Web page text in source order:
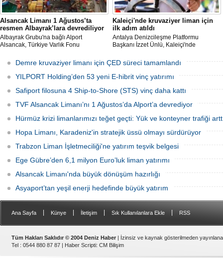
Alsancak Limanı 1 Ağustos’ta
resmen Albayrak’lara devrediliyor
Albayrak Grubu'na bağlı Alport
Alsancak, Türkiye Varlık Fonu
yük limanı işletmesini 1 Ağustos 2026
itibarıyla devralacağını liman
kullanıcılarına gönderdiği resmi yazıyla
Kaleiçi'nde kruvaziyer liman için
ilk adım atıldı
Antalya Denizcileşme Platformu
Başkanı İzzet Ünlü, Kaleiçi'nde
Ulaştırma ve Altyapı Bakanlığı 6'ncı
Bölge Müdürlüğü tarafından teknik
çalışma başlatıldığını açıkladı.
Demre kruvaziyer limanı için ÇED süreci tamamlandı
YILPORT Holding’den 53 yeni E-hibrit vinç yatırımı
Safiport filosuna 4 Ship-to-Shore (STS) vinç daha kattı
TVF Alsancak Limanı’nı 1 Ağustos’da Alport’a devrediyor
Hürmüz krizi limanlarımızı teğet geçti: Yük ve konteyner trafiği
Hopa Limanı, Karadeniz'in stratejik üssü olmayı sürdürüyor
Trabzon Liman İşletmeciliği'ne yatırım teşvik belgesi
Ege Gübre’den 6,1 milyon Euro’luk liman yatırımı
Alsancak Limanı'nda büyük dönüşüm hazırlığı
Asyaport’tan yeşil enerji hedefinde büyük yatırım
Ana Sayfa Künye İletişim Sık Kullanılanlara Ekle RSS
Tüm Hakları Saklıdır © 2004 Deniz Haber | İzinsiz ve kaynak gösterilmeden
Tel : 0544 880 87 87 | Haber Scripti: CM Bilişim